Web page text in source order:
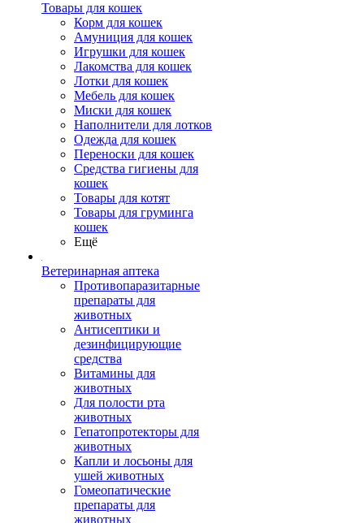
Товары для кошек
Корм для кошек
Амуниция для кошек
Игрушки для кошек
Лакомства для кошек
Лотки для кошек
Мебель для кошек
Миски для кошек
Наполнители для лотков
Одежда для кошек
Переноски для кошек
Средства гигиены для
кошек
Товары для котят
Товары для груминга
кошек
Ещё
Ветеринарная аптека
Противопаразитарные
препараты для
животных
Антисептики и
дезинфицирующие
средства
Витамины для
животных
Для полости рта
животных
Гепатопротекторы для
животных
Капли и лосьоны для
ушей животных
Гомеопатические
препараты для
животных